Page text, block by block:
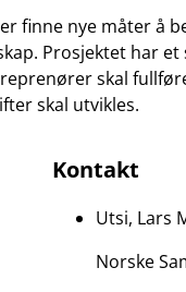
finne nye måter å
Prosjektet har
skal
skal utvikles.
Kontakt
Utsi, Lars
Norske